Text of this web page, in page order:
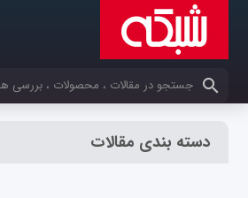
کلمات کلیدی خود را وارد کنید
دسته بندی مقالات